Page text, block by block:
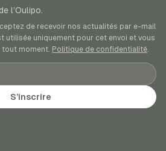
l’Oulipo.
de recevoir nos actualités par e-mail
utilisée uniquement pour cet envoi et vous
tout moment. Politique de confidentialité.
S’inscrire